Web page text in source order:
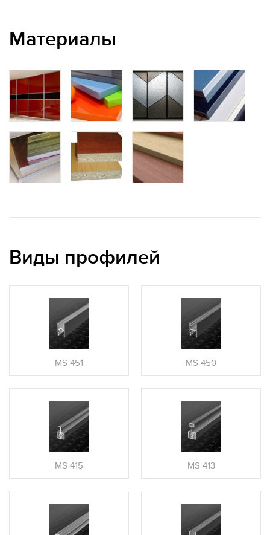
Материалы
Виды профилей
MS 451 MS 450
MS 415 MS 413